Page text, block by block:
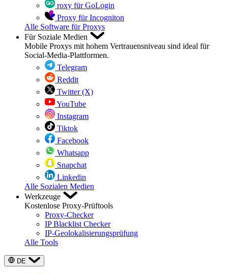
roxy für GoLogin
Proxy für Incogniton
Alle Software für Proxys
Für Soziale Medien
Mobile Proxys mit hohem Vertrauensniveau sind ideal für
Social-Media-Plattformen.
Telegram
Reddit
Twitter (X)
YouTube
Instagram
Tiktok
Facebook
Whatsapp
Snapchat
Linkedin
Alle Sozialen Medien
Werkzeuge
Kostenlose Proxy-Prüftools
Proxy-Checker
IP Blacklist Checker
IP-Geolokalisierungsprüfung
Alle Tools
DE